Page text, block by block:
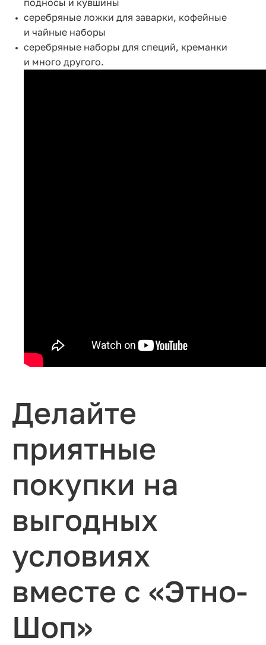
подносы и кувшины
серебряные ложки для заварки, кофейные
и чайные наборы
серебряные наборы для специй, креманки
и много другого.
Делайте
приятные
покупки на
выгодных
условиях
вместе с «Этно-
Шоп»